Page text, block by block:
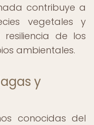
contribuye a
vegetales y
de los
ambientales.
y
conocidas del